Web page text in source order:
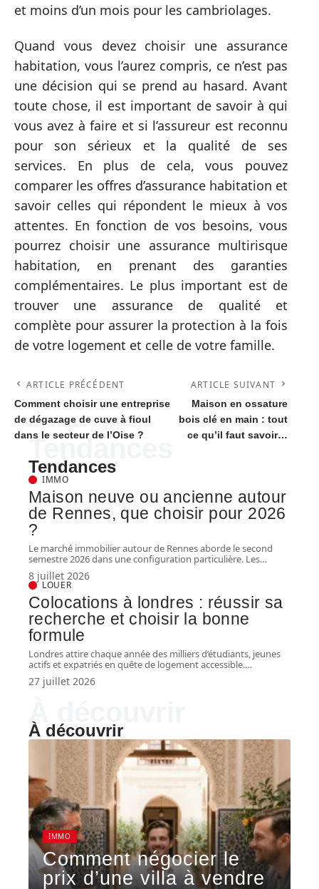
et moins d’un mois pour les cambriolages.
Quand vous devez choisir une assurance
habitation, vous l’aurez compris, ce n’est pas
une décision qui se prend au hasard. Avant
toute chose, il est important de savoir à qui
vous avez à faire et si l’assureur est reconnu
pour son sérieux et la qualité de ses
services. En plus de cela, vous pouvez
comparer les offres d’assurance habitation et
savoir celles qui répondent le mieux à vos
attentes. En fonction de vos besoins, vous
pourrez choisir une assurance multirisque
habitation, en prenant des garanties
complémentaires. Le plus important est de
trouver une assurance de qualité et
complète pour assurer la protection à la fois
de votre logement et celle de votre famille.
ARTICLE PRÉCÉDENT
Comment choisir une entreprise
de dégazage de cuve à fioul
dans le secteur de l’Oise ?
ARTICLE SUIVANT
Maison en ossature
bois clé en main : tout
ce qu’il faut savoir…
Tendances
Tendances
IMMO
Maison neuve ou ancienne autour
de Rennes, que choisir pour 2026
?
Le marché immobilier autour de Rennes aborde le second
semestre 2026 dans une configuration particulière. Les…
8 juillet 2026
LOUER
Colocations à londres : réussir sa
recherche et choisir la bonne
formule
Londres attire chaque année des milliers d’étudiants, jeunes
actifs et expatriés en quête de logement accessible.…
27 juillet 2026
À découvrir
IMMO
Comment négocier le
prix d’une villa à vendre